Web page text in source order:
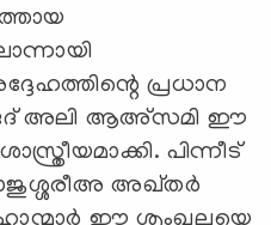
പ്രധാന
അലി ആഅ്‌സമി ഈ
പിന്നീട്
അഖ്തർ